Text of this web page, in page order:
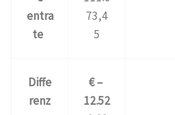
entra
te
73,4
5
Diffe
renz
€ –
12.52